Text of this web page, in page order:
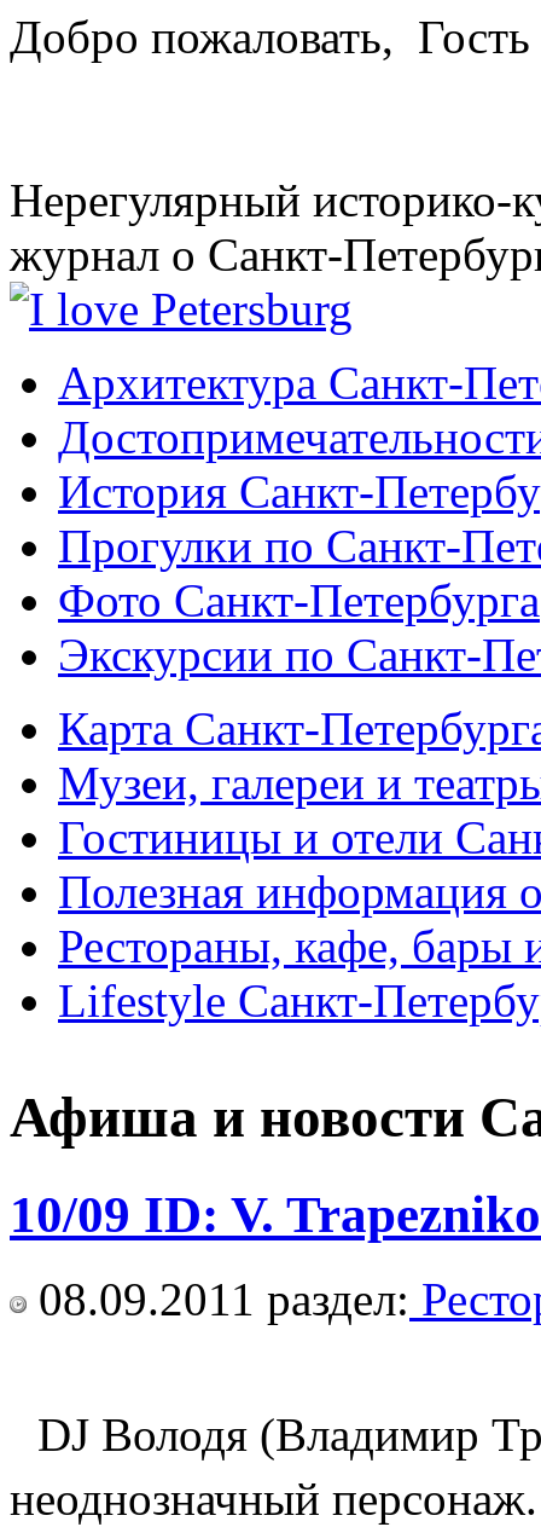
Добро пожаловать, Гость
Нерегулярный историко-
журнал о Санкт-
Архитектура Санкт-
История Санкт-
Прогулки по Санкт-
Фото Санкт-Петербурга
Экскурсии по Санкт-
Карта Санкт-
Музеи, галереи и
Гостиницы и отели
Полезная информация
Рестораны, кафе, бары
Lifestyle Санкт-
Афиша и новости
10/09 ID: V.
08.09.2011 раздел:
DJ Володя (Владимир
неоднозначный